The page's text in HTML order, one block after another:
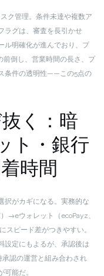
ク管理。条件未達や複数ア
ラグは、審査を長引かせ
ル明確化が進んでおり、プ
前倒し、営業時間の長さ、プ
条件の透明性——この5点の
く：暗
ト・銀行
時間
択がカギになる。実務的な
→eウォレット（ecoPayz、
スピード差がつきやすい。
設定にもよるが、承認後は
認の運営と組み合わされ
能だ。